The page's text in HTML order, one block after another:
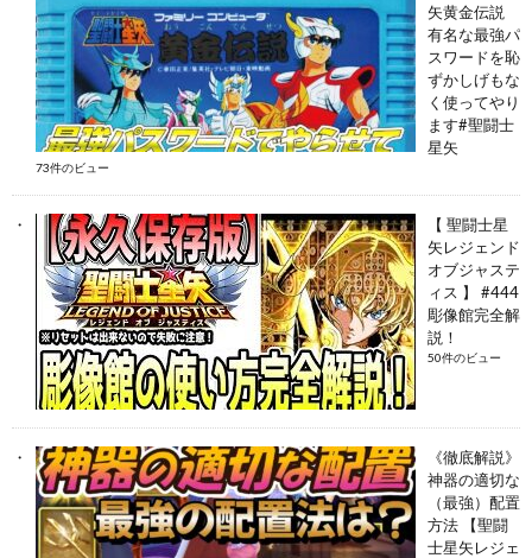
矢黄金伝説
有名な最強パ
スワードを恥
ずかしげもな
く使ってやり
ます#聖闘士
星矢
73件のビュー
【 聖闘士星
矢レジェンド
オブジャステ
ィス 】 #444
彫像館完全解
説！
50件のビュー
《徹底解説》
神器の適切な
（最強）配置
方法 【聖闘
士星矢レジェ